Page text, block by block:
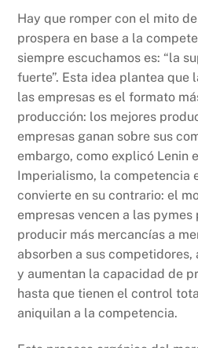
Hay que romper con el mito
prospera en base a la
siempre escuchamos es: “la
fuerte”. Esta idea plantea que
las empresas es el formato
producción: los mejores
empresas ganan sobre sus
embargo, como explicó Lenin
Imperialismo, la competencia
convierte en su contrario: el
empresas vencen a las pymes
producir más mercancías a
absorben a sus competidores,
y aumentan la capacidad de
hasta que tienen el control
aniquilan a la competencia.